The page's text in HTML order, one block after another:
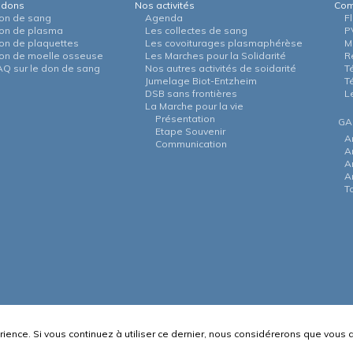
Si vous continuez à utiliser ce dernier, nous considérerons que
de sang
de plasma
de plaquettes
de moelle osseuse
sur le don de sang
Nos activités
Agenda
Les collectes de sang
Les covoiturages plasmaphérèse
Les Marches pour la Solidarité
Nos autres activités de soidarité
Jumelage Biot-Entzheim
DSB sans frontières
La Marche pour la vie
Présentation
Etape Souvenir
Communication